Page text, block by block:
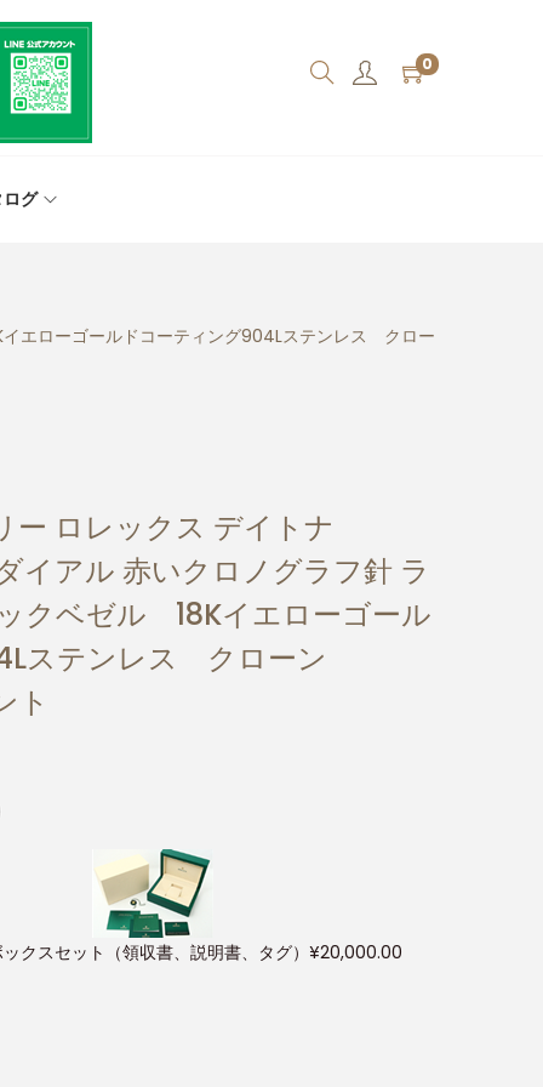
0
ログ
イエローゴールドコーティング904Lステンレス クロー
ー ロレックス デイトナ
イアル 赤いクロノグラフ針 ラ
クベゼル 18Kイエローゴール
ステンレス クローン
ト
クスセット（領収書、説明書、タグ） ¥20,000.00